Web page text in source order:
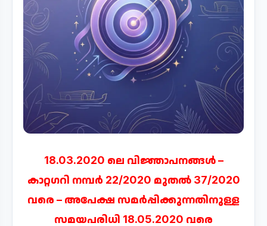
18.03.2020 ലെ വിജ്ഞാപനങ്ങള്‍ –
കാറ്റഗറി നമ്പര്‍ 22/2020 മുതല്‍ 37/2020
വരെ – അപേക്ഷ സമര്‍പ്പിക്കുന്നതിനുള്ള
സമയപരിധി 18.05.2020 വരെ